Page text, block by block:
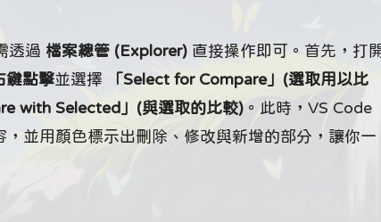
透過 檔案總管 (Explorer) 直接操作即可。首先，打開
鍵點擊並選擇
「Select for Compare」(選取用以比
with Selected」(與選取的比較) 。此時，VS Code
，並用顏色標示出刪除、修改與新增的部分，讓你一